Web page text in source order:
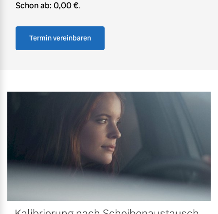
Schon ab: 0,00 €.
Termin vereinbaren